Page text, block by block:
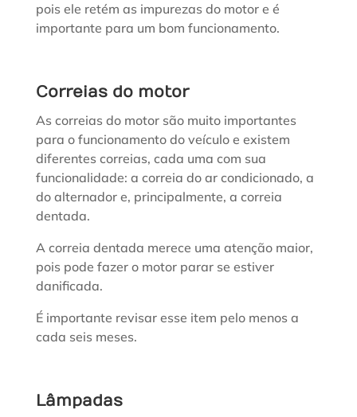
pois ele retém as impurezas do motor e é
importante para um bom funcionamento.
Correias do motor
As correias do motor são muito importantes
para o funcionamento do veículo e existem
diferentes correias, cada uma com sua
funcionalidade: a correia do ar condicionado, a
do alternador e, principalmente, a correia
dentada.
A correia dentada merece uma atenção maior,
pois pode fazer o motor parar se estiver
danificada.
É importante revisar esse item pelo menos a
cada seis meses.
Lâmpadas